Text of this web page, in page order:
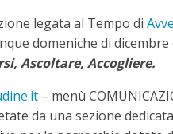
legata al Tempo di
domeniche di
Ascoltare, Accogliere.
– menù
da una sezione